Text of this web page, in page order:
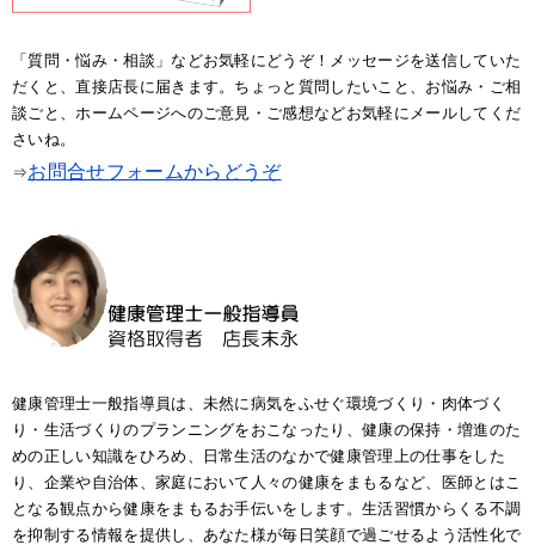
「質問・悩み・相談」などお気軽にどうぞ！メッセージを送信していた
だくと、直接店長に届きます。ちょっと質問したいこと、お悩み・ご相
談ごと、ホームページへのご意見・ご感想などお気軽にメールしてくだ
さいね。
⇒お問合せフォームからどうぞ
健康管理士一般指導員は、未然に病気をふせぐ環境づくり・肉体づく
り・生活づくりのプランニングをおこなったり、健康の保持・増進のた
めの正しい知識をひろめ、日常生活のなかで健康管理上の仕事をした
り、企業や自治体、家庭において人々の健康をまもるなど、医師とはこ
となる観点から健康をまもるお手伝いをします。生活習慣からくる不調
を抑制する情報を提供し、あなた様が毎日笑顔で過ごせるよう活性化で